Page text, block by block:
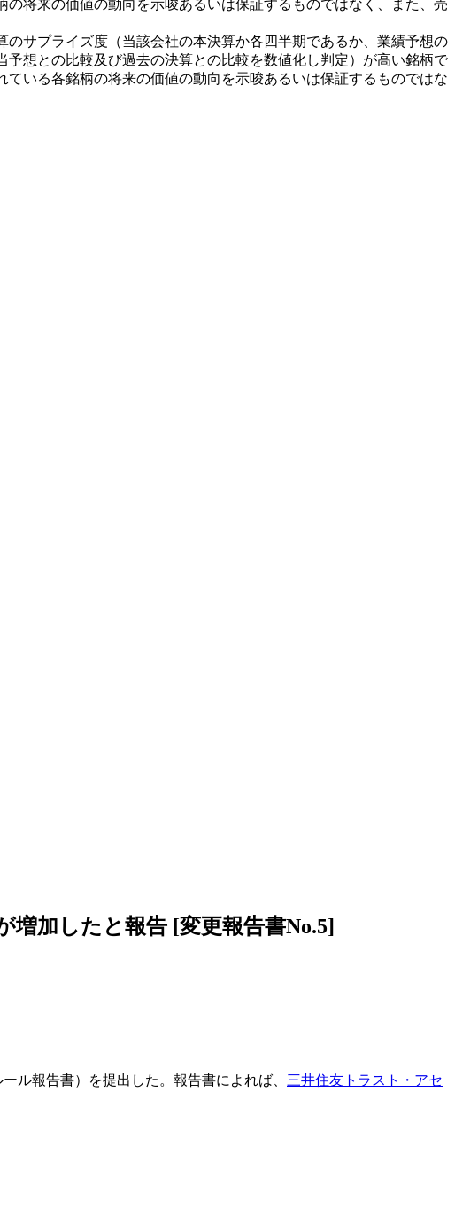
将来の価値の動向を示唆あるいは保証するものではなく、また、売
サプライズ度（当該会社の本決算か各四半期であるか、業績予想の
想との比較及び過去の決算との比較を数値化し判定）が高い銘柄で
いる各銘柄の将来の価値の動向を示唆あるいは保証するものではな
加したと報告 [変更報告書No.5]
ル報告書）を提出した。報告書によれば、 三井住友トラスト・アセ